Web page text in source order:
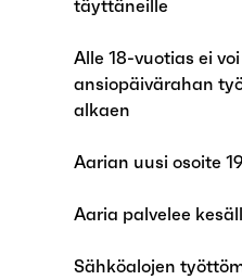
täyttäneille
Alle 18-vuotias ei
ansiopäivärahan
alkaen
Aarian uusi osoite
Aaria palvelee
Sähköalojen